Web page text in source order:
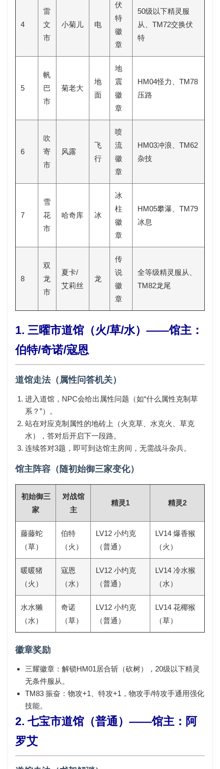
4
雷
文
市
小菊儿 电
伏
特
徽
章
50级以下精灵服
从、TM72交换伏
特
5
帆
巴
市
菊老大
地
面
地
震
徽
章
HM04怪力、TM78
压路
6
吹
寄
市
风露
飞
行
喷
流
徽
章
HM03冲浪、TM62
杂技
7
雪
花
市
哈奇库 冰
冰
柱
徽
章
HM05攀瀑、TM79
冰息
8
双
龙
市
夏卡/
艾莉丝
龙
传
说
徽
章
全等级精灵服从、
TM82龙尾
1. 三曜市道馆（火/草/水）——馆主：
伯特/奇诺/寇恩
道馆走法（属性问答机关）
进入道馆，NPC会给出属性问题（如“什么属性克制草
系？”）。
站在对应克制属性的地砖上（火克草、水克火、草克
水），答对后开启下一段路。
连续答对3题，即可到达馆主房间，无需战斗杂兵。
馆主阵容（随初始御三家变化）
初始御三
家
对战馆
主
精灵1 精灵2
藤藤蛇
（草）
伯特
（火）
LV12 小约克
（普通）
LV14 爆香猴
（火）
暖暖猪
（火）
寇恩
（水）
LV12 小约克
（普通）
LV14 冷水猴
（水）
水水獭
（水）
奇诺
（草）
LV12 小约克
（普通）
LV14 花椰猴
（草）
徽章奖励
三耀徽章 ：解锁HM01居合斩（砍树），20级以下精灵
无条件服从。
TM83 振奋 ：物攻+1、特攻+1，物攻手/特攻手通用强化
技能。
2. 七宝市道馆（普通）——馆主：阿
罗艾